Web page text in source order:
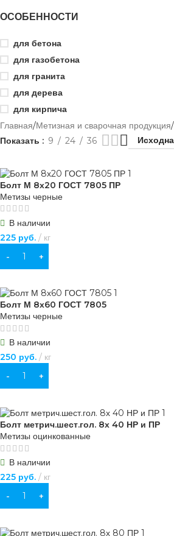
ОСОБЕННОСТИ
для бетона
для газобетона
для гранита
для дерева
для кирпича
Главная Метизная и сварочная продукция
Показать
9 24 36
Болт М 8х20 ГОСТ 7805 ПР
Метизы черные
В наличии
225 руб. кг
В КОРЗИНУ
Болт М 8х60 ГОСТ 7805
Метизы черные
В наличии
250 руб. кг
В КОРЗИНУ
Болт метрич.шест.гол. 8х 40 НР и ПР
Метизы оцинкованные
В наличии
225 руб. кг
В КОРЗИНУ